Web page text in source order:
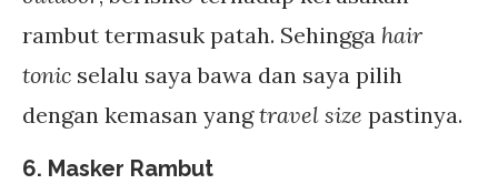
rambut termasuk patah. Sehingga hair
tonic selalu saya bawa dan saya pilih
dengan kemasan yangtravel size pastinya.
6. Masker Rambut